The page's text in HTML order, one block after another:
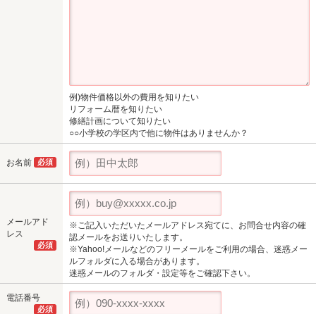
例)物件価格以外の費用を知りたい
リフォーム暦を知りたい
修繕計画について知りたい
○○小学校の学区内で他に物件はありませんか？
お名前 必須
メールアド
レス
必須
※ご記入いただいたメールアドレス宛てに、お問合せ内容の確
認メールをお送りいたします。
※Yahoo!メールなどのフリーメールをご利用の場合、迷惑メー
ルフォルダに入る場合があります。
迷惑メールのフォルダ・設定等をご確認下さい。
電話番号
必須